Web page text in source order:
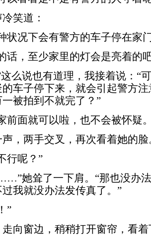
笑道：
状况下会有警方的车子停在家
话，至少家里的灯会是亮着的
么说也有道理，我接着说：“
车子停下来，就会引起警方
被拍到不就完了？”
前面就可以啦，也不会被怀疑
，两手交叉，再次看着她的脸
行呢？”
她耸了一下肩。“那也没办
我就没办法发传真了。”
”
向窗边，稍稍打开窗帘，看